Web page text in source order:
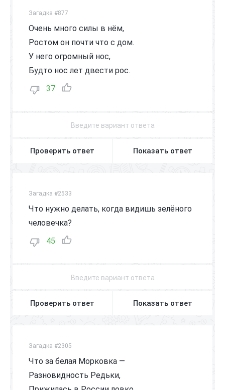
Загадка #877
Очень много силы в нём,
Ростом он почти что с дом.
У него огромный нос,
Будто нос лет двести рос.
37
Проверить ответ Показать ответ
Загадка #2533
Что нужно делать, когда видишь зелёного
человечка?
45
Проверить ответ Показать ответ
Загадка #2305
Что за белая Морковка —
Разновидность Редьки,